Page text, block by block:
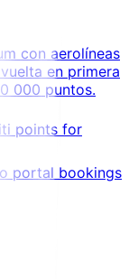
con aerolíneas
en primera
000 puntos.
points for
portal bookings